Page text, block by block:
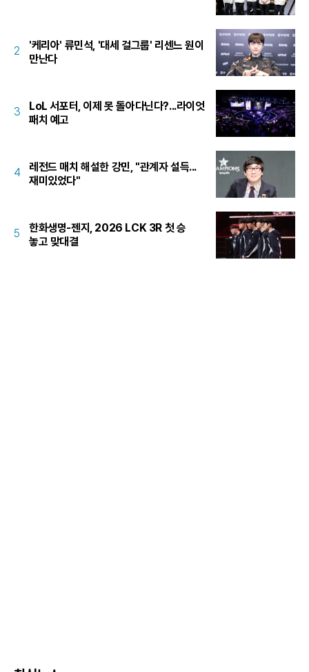
2
'케리아' 류민석, '대세 걸그룹' 리센느 원이
만난다
3
LoL 서포터, 이제 못 돌아다닌다?...라이엇
패치 예고
4
레전드 매치 해설한 강민, "관계자 설득...
재미있었다"
5
한화생명-젠지, 2026 LCK 3R 첫 승
놓고 맞대결